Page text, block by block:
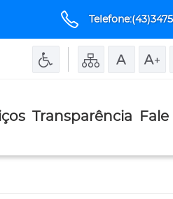
Transparência